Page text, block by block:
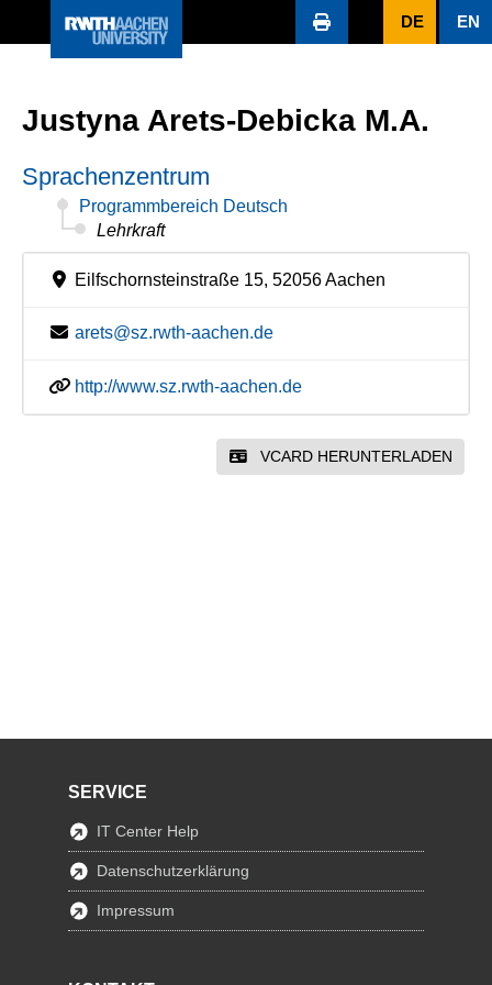
DE EN
Justyna Arets-Debicka M.A.
Sprachenzentrum
Programmbereich Deutsch
Lehrkraft
Eilfschornsteinstraße 15, 52056 Aachen
arets@sz.rwth-aachen.de
http://www.sz.rwth-aachen.de
VCARD HERUNTERLADEN
SERVICE
IT Center Help
Datenschutzerklärung
Impressum